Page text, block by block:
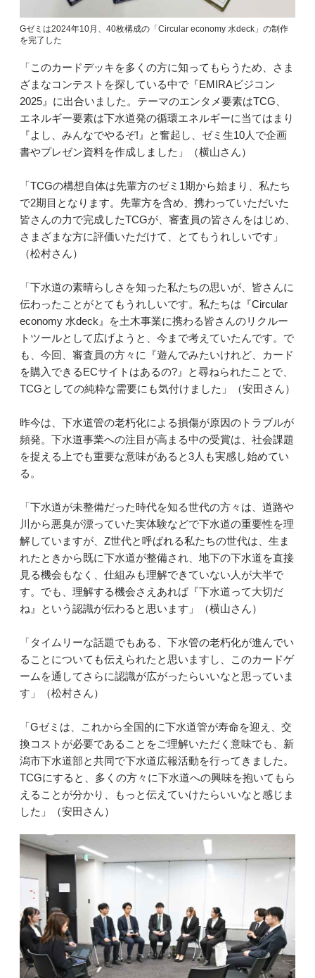
Gゼミは2024年10月、40枚構成の「Circular economy 水deck」の制作
を完了した
「このカードデッキを多くの方に知ってもらうため、さま
ざまなコンテストを探している中で『EMIRAビジコン
2025』に出合いました。テーマのエンタメ要素はTCG、
エネルギー要素は下水道発の循環エネルギーに当てはまり
『よし、みんなでやるぞ!』と奮起し、ゼミ生10人で企画
書やプレゼン資料を作成しました」（横山さん）
「TCGの構想自体は先輩方のゼミ1期から始まり、私たち
で2期目となります。先輩方を含め、携わっていただいた
皆さんの力で完成したTCGが、審査員の皆さんをはじめ、
さまざまな方に評価いただけて、とてもうれしいです」
（松村さん）
「下水道の素晴らしさを知った私たちの思いが、皆さんに
伝わったことがとてもうれしいです。私たちは『Circular
economy 水deck』を土木事業に携わる皆さんのリクルー
トツールとして広げようと、今まで考えていたんです。で
も、今回、審査員の方々に『遊んでみたいけれど、カード
を購入できるECサイトはあるの?』と尋ねられたことで、
TCGとしての純粋な需要にも気付けました」（安田さん）
昨今は、下水道管の老朽化による損傷が原因のトラブルが
頻発。下水道事業への注目が高まる中の受賞は、社会課題
を捉える上でも重要な意味があると3人も実感し始めてい
る。
「下水道が未整備だった時代を知る世代の方々は、道路や
川から悪臭が漂っていた実体験などで下水道の重要性を理
解していますが、Z世代と呼ばれる私たちの世代は、生ま
れたときから既に下水道が整備され、地下の下水道を直接
見る機会もなく、仕組みも理解できていない人が大半で
す。でも、理解する機会さえあれば『下水道って大切だ
ね』という認識が伝わると思います」（横山さん）
「タイムリーな話題でもある、下水管の老朽化が進んでい
ることについても伝えられたと思いますし、このカードゲ
ームを通してさらに認識が広がったらいいなと思っていま
す」（松村さん）
「Gゼミは、これから全国的に下水道管が寿命を迎え、交
換コストが必要であることをご理解いただく意味でも、新
潟市下水道部と共同で下水道広報活動を行ってきました。
TCGにすると、多くの方々に下水道への興味を抱いてもら
えることが分かり、もっと伝えていけたらいいなと感じま
した」（安田さん）